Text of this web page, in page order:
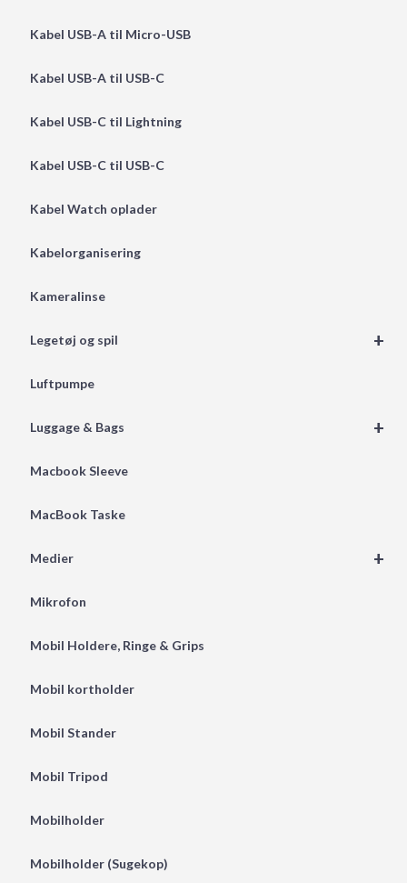
Kabel USB-A til Micro-USB
Kabel USB-A til USB-C
Kabel USB-C til Lightning
Kabel USB-C til USB-C
Kabel Watch oplader
Kabelorganisering
Kameralinse
+
Legetøj og spil
Luftpumpe
+
Luggage & Bags
Macbook Sleeve
MacBook Taske
+
Medier
Mikrofon
Mobil Holdere, Ringe & Grips
Mobil kortholder
Mobil Stander
Mobil Tripod
Mobilholder
Mobilholder (Sugekop)